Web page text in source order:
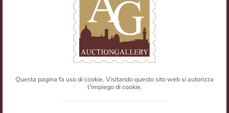
Filatelia Numismatica
Questa pagina fa uso di cookie. Visitando questo sito web si autorizza
l'impiego di cookie.